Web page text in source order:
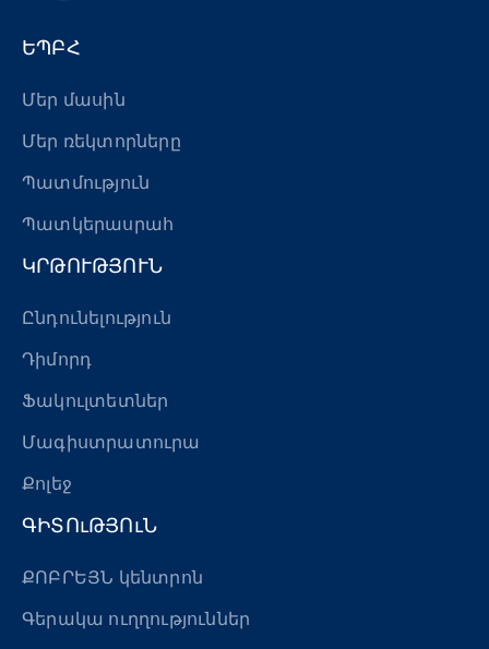
ԵՊԲՀ
Մեր մասին
Մեր ռեկտորները
Պատմություն
Պատկերասրահ
ԿՐԹՈՒԹՅՈՒՆ
Ընդունելություն
Դիմորդ
Ֆակուլտետներ
Մագիստրատուրա
Քոլեջ
ԳԻՏՈւԹՅՈւՆ
ՔՈԲՐԵՅՆ կենտրոն
Գերակա ուղղություններ